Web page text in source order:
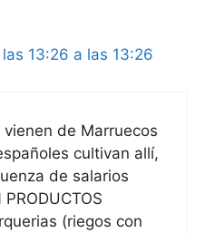
13:26 a las 13:26
de Marruecos
cultivan allí,
de salarios
(riegos con